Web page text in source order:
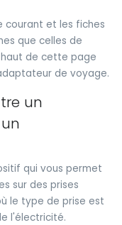
courant et les fiches
que celles de
de cette page
de voyage.
un
qui vous permet
sur des prises
le type de prise est
l'électricité.